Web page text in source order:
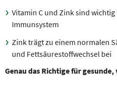
Vitamin C und Zink sind
Immunsystem
Zink trägt zu einem normalen
und Fettsäurestoffwechsel bei
Genau das Richtige für